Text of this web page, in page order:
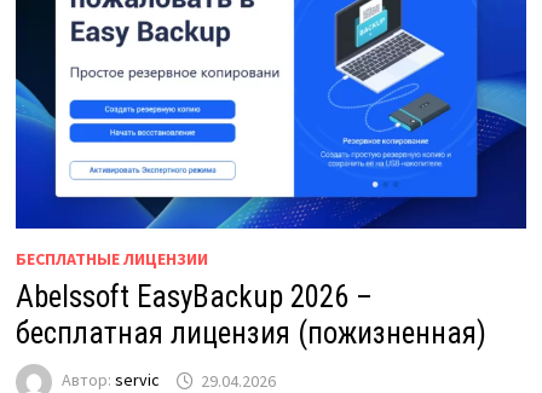
БЕСПЛАТНЫЕ ЛИЦЕНЗИИ
Abelssoft EasyBackup 2026 –
бесплатная лицензия (пожизненная)
Автор: servic 29.04.2026